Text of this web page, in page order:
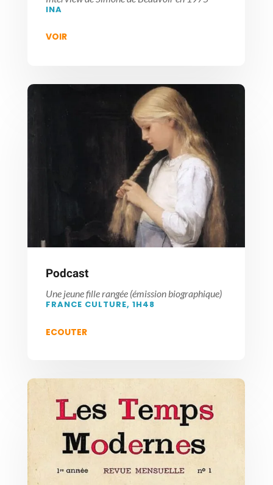
INA
VOIR
Podcast
Une jeune fille rangée (émission biographique)
FRANCE CULTURE, 1H48
ECOUTER